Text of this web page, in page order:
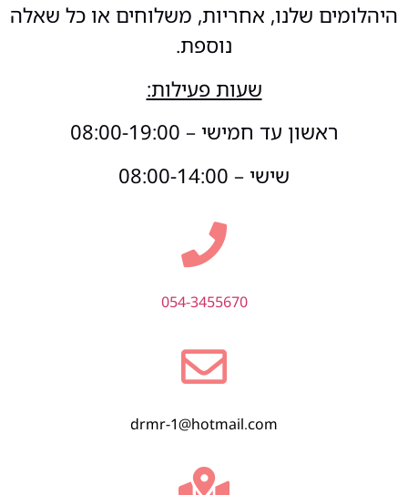
היהלומים שלנו, אחריות, משלוחים או כל שאלה
נוספת.
שעות פעילות:
ראשון עד חמישי – 08:00-19:00
שישי – 08:00-14:00
054-3455670
drmr-1@hotmail.com